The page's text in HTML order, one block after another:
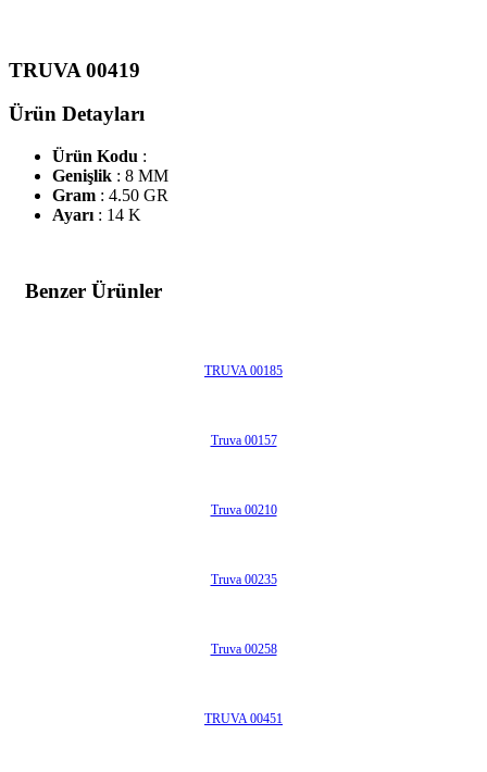
TRUVA 00419
Ürün Detayları
Ürün Kodu :
Genişlik : 8 MM
Gram : 4.50 GR
Ayarı : 14 K
Benzer Ürünler
TRUVA 00185
Truva 00157
Truva 00210
Truva 00235
Truva 00258
TRUVA 00451